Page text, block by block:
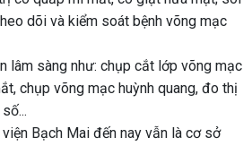
dõi và kiểm soát bệnh võng mạc
lâm sàng như: chụp cắt lớp võng mạc
chụp võng mạc huỳnh quang, đo thị
viện Bạch Mai đến nay vẫn là cơ sở